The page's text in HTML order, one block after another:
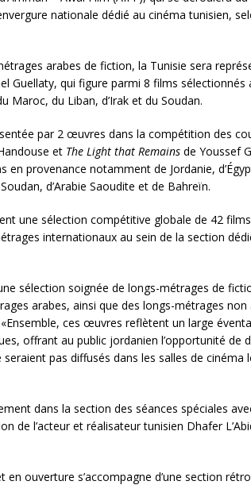
nationale dédié au cinéma tunisien,
arabes de fiction, la Tunisie sera
Guellaty, qui figure parmi 8 films sélectionnés
Maroc, du Liban, d’Irak et du Soudan.
par 2 œuvres dans la compétition des
et The Light that Remains de Youssef
en provenance notamment de Jordanie,
d’Arabie Saoudite et de Bahreïn.
une sélection compétitive globale de 42
internationaux au sein de la section
sélection soignée de longs-métrages de
arabes, ainsi que des longs-métrages non
ces œuvres reflètent un large
offrant au public jordanien l’opportunité de
pas diffusés dans les salles de cinéma
dans la section des séances spéciales
de l’acteur et réalisateur tunisien Dhafer
ouverture s’accompagne d’une section